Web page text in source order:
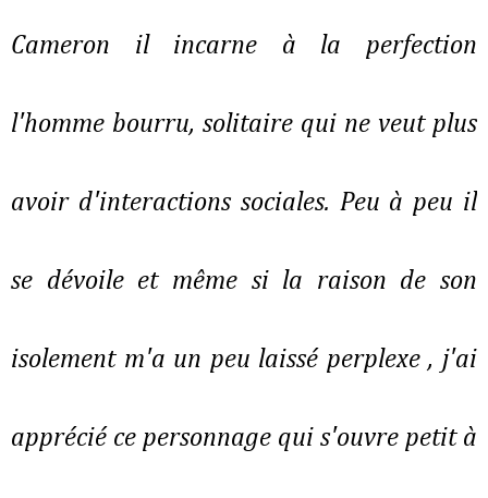
Cameron il incarne à la perfection
l'homme bourru, solitaire qui ne veut plus
avoir d'interactions sociales. Peu à peu il
se dévoile et même si la raison de son
isolement m'a un peu laissé perplexe , j'ai
apprécié ce personnage qui s'ouvre petit à